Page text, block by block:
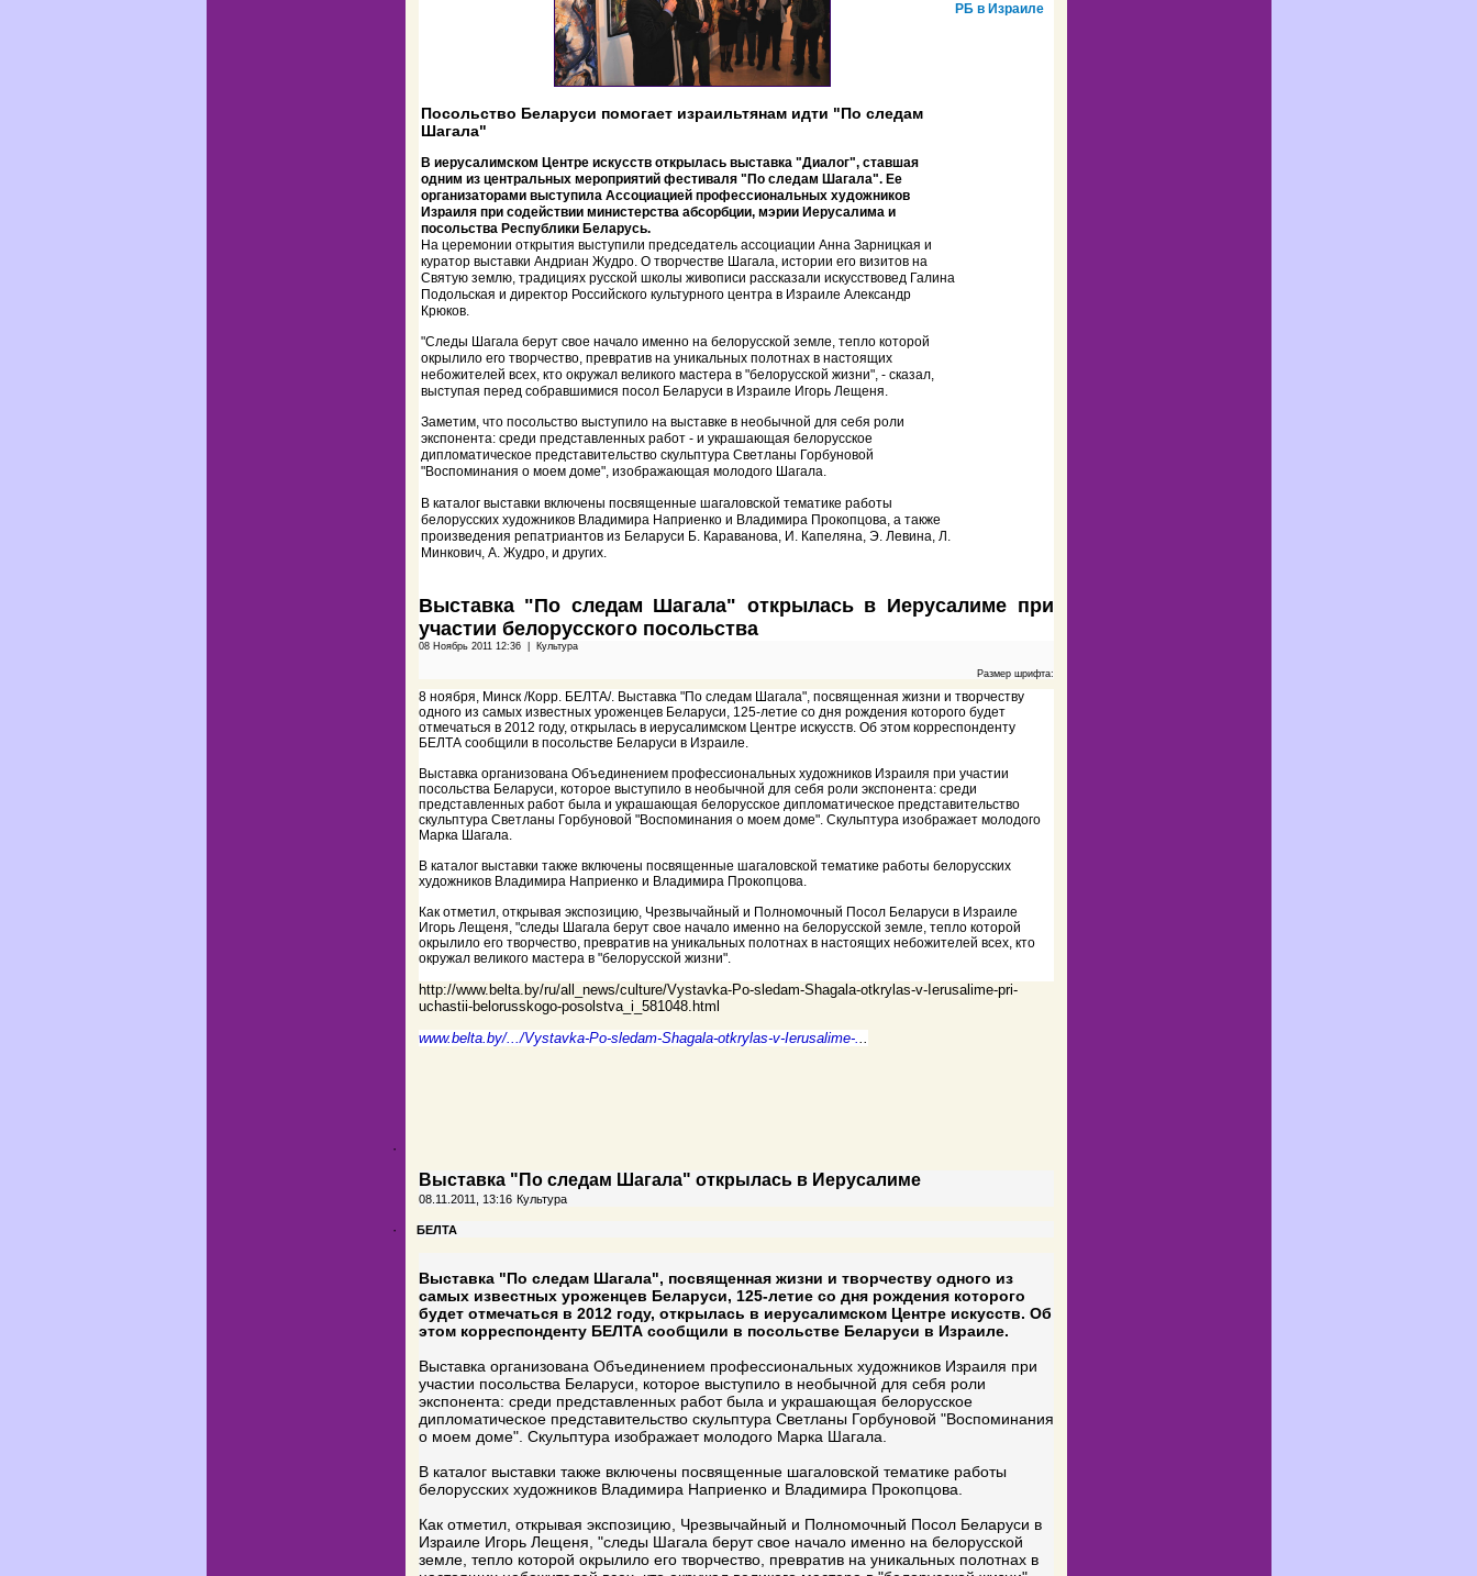
РБ в Израиле
Посольство Беларуси помогает израильтянам идти "По следам
Шагала"
В иерусалимском Центре искусств открылась выставка "Диалог", ставшая
одним из центральных мероприятий фестиваля "По следам Шагала". Ее
организаторами выступила Ассоциацией профессиональных художников
Израиля при содействии министерства абсорбции, мэрии Иерусалима и
посольства Республики Беларусь.
На церемонии открытия выступили председатель ассоциации Анна Зарницкая и
куратор выставки Андриан Жудро. О творчестве Шагала, истории его визитов на
Святую землю, традициях русской школы живописи рассказали искусствовед Галина
Подольская и директор Российского культурного центра в Израиле Александр
Крюков.
"Следы Шагала берут свое начало именно на белорусской земле, тепло которой
окрылило его творчество, превратив на уникальных полотнах в настоящих
небожителей всех, кто окружал великого мастера в "белорусской жизни", - сказал,
выступая перед собравшимися посол Беларуси в Израиле Игорь Лещеня.
Заметим, что посольство выступило на выставке в необычной для себя роли
экспонента: среди представленных работ - и украшающая белорусское
дипломатическое представительство скульптура Светланы Горбуновой
"Воспоминания о моем доме", изображающая молодого Шагала.
В каталог выставки включены посвященные шагаловской тематике работы
белорусских художников Владимира Наприенко и Владимира Прокопцова, а также
произведения репатриантов из Беларуси Б. Караванова, И. Капеляна, Э. Левина, Л.
Минкович, А. Жудро, и других.
Выставка "По следам Шагала" открылась в Иерусалиме при
участии белорусского посольства
08 Ноябрь 2011 12:36 | Культура
Размер шрифта:
8 ноября, Минск /Корр. БЕЛТА/. Выставка "По следам Шагала", посвященная жизни и творчеству
одного из самых известных уроженцев Беларуси, 125-летие со дня рождения которого будет
отмечаться в 2012 году, открылась в иерусалимском Центре искусств. Об этом корреспонденту
БЕЛТА сообщили в посольстве Беларуси в Израиле.
Выставка организована Объединением профессиональных художников Израиля при участии
посольства Беларуси, которое выступило в необычной для себя роли экспонента: среди
представленных работ была и украшающая белорусское дипломатическое представительство
скульптура Светланы Горбуновой "Воспоминания о моем доме". Скульптура изображает молодого
Марка Шагала.
В каталог выставки также включены посвященные шагаловской тематике работы белорусских
художников Владимира Наприенко и Владимира Прокопцова.
Как отметил, открывая экспозицию, Чрезвычайный и Полномочный Посол Беларуси в Израиле
Игорь Лещеня, "следы Шагала берут свое начало именно на белорусской земле, тепло которой
окрылило его творчество, превратив на уникальных полотнах в настоящих небожителей всех, кто
окружал великого мастера в "белорусской жизни".
http://www.belta.by/ru/all_news/culture/Vystavka-Po-sledam-Shagala-otkrylas-v-Ierusalime-pri-
uchastii-belorusskogo-posolstva_i_581048.html
www.belta.by/.../Vystavka-Po-sledam-Shagala-otkrylas-v-Ierusalime-.
·
Выставка "По следам Шагала" открылась в Иерусалиме
08.11.2011, 13:16 Культура
· БЕЛТА
Выставка "По следам Шагала", посвященная жизни и творчеству одного из
самых известных уроженцев Беларуси, 125-летие со дня рождения которого
будет отмечаться в 2012 году, открылась в иерусалимском Центре искусств. Об
этом корреспонденту БЕЛТА сообщили в посольстве Беларуси в Израиле.
Выставка организована Объединением профессиональных художников Израиля при
участии посольства Беларуси, которое выступило в необычной для себя роли
экспонента: среди представленных работ была и украшающая белорусское
дипломатическое представительство скульптура Светланы Горбуновой "Воспоминания
о моем доме". Скульптура изображает молодого Марка Шагала.
В каталог выставки также включены посвященные шагаловской тематике работы
белорусских художников Владимира Наприенко и Владимира Прокопцова.
Как отметил, открывая экспозицию, Чрезвычайный и Полномочный Посол Беларуси в
Израиле Игорь Лещеня, "следы Шагала берут свое начало именно на белорусской
земле, тепло которой окрылило его творчество, превратив на уникальных полотнах в